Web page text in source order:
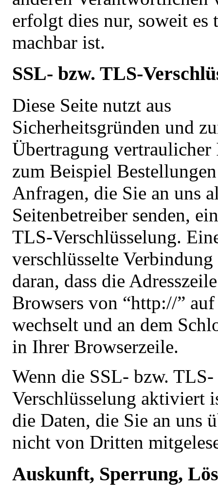
erfolgt dies nur, soweit es
machbar ist.
SSL- bzw. TLS-
Diese Seite nutzt aus
Sicherheitsgründen und
Übertragung
zum Beispiel
Anfragen, die Sie an uns
Seitenbetreiber senden,
TLS-Verschlüsselung.
verschlüsselte
daran, dass die
Browsers von “http://”
wechselt und an dem
in Ihrer Browserzeile.
Wenn die SSL- bzw. TLS-
Verschlüsselung aktiviert
die Daten, die Sie an uns
nicht von Dritten
Auskunft, Sperrung,